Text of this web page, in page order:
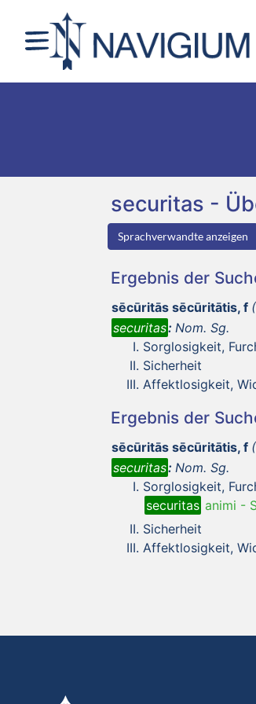
securitas -
Sprachverwandte anzeigen
Ergebnis der
sēcūritās sēcūritātis, f
securitas: Nom. Sg.
Sorglosigkeit,
Sicherheit
Affektlosigkeit,
Ergebnis der
sēcūritās sēcūritātis, f
securitas: Nom. Sg.
Sorglosigkeit,
securitas animi -
Sicherheit
Affektlosigkeit,